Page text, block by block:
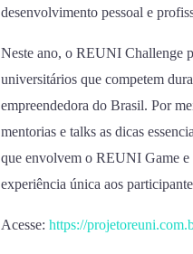
desenvolvimento pessoal e
Neste ano, o REUNI Challenge
universitários que competem
empreendedora do Brasil. Por
mentorias e talks as dicas
que envolvem o REUNI Game e
experiência única aos
Acesse: https://